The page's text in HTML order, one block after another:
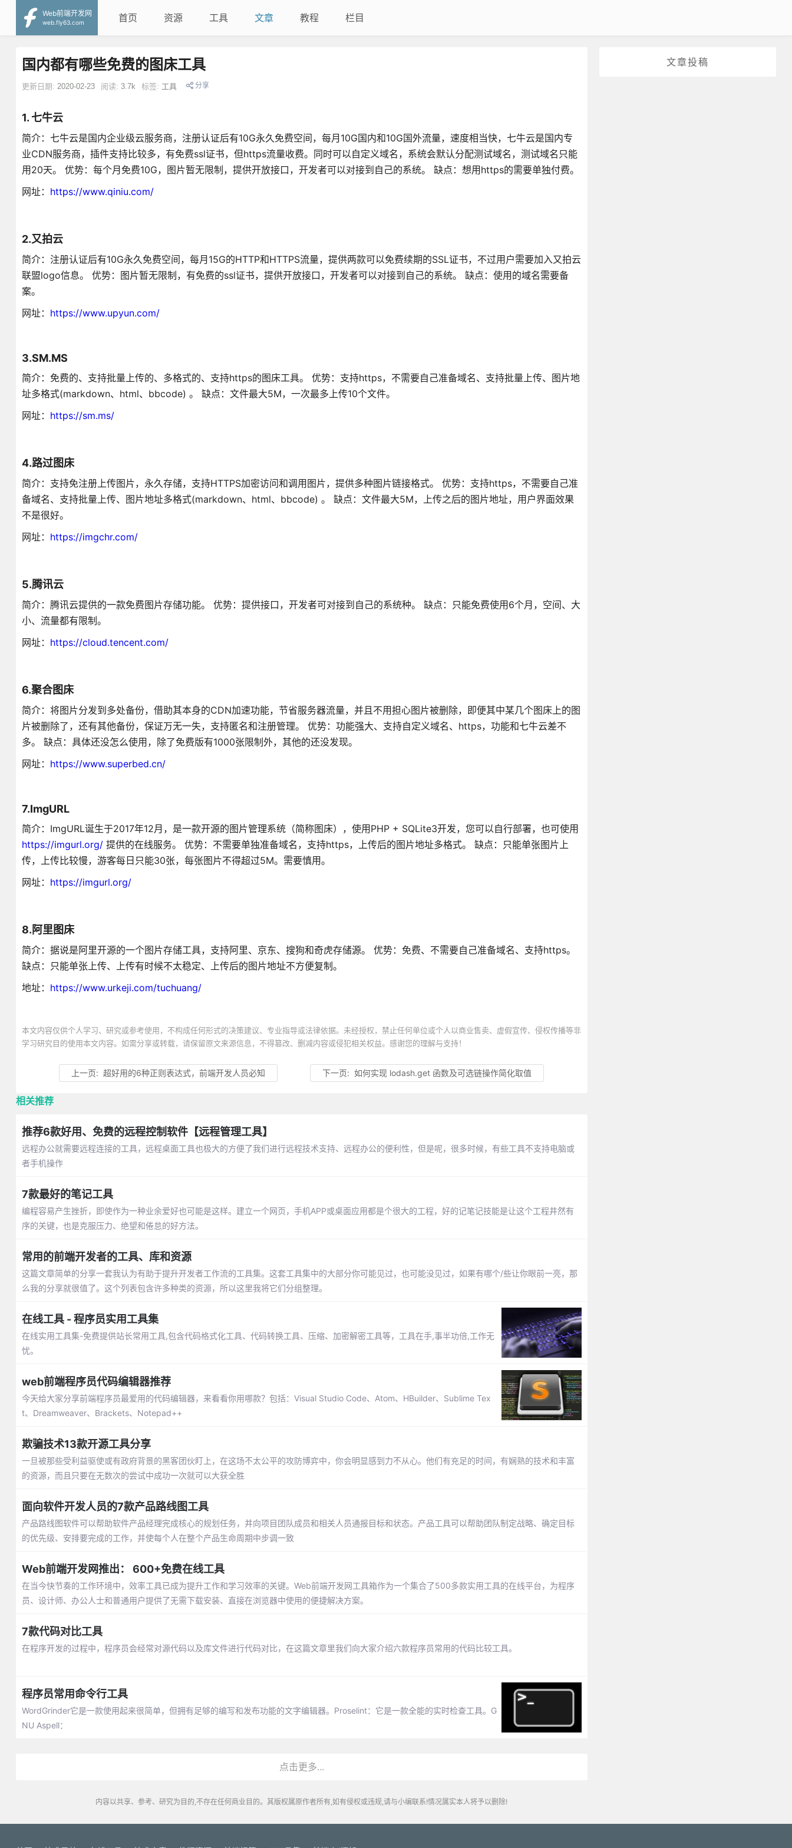
Web前端开发网
web.fly63.com
首页 资源 工具 文章 教程 栏目
文章投稿
国内都有哪些免费的图床工具
更新日期: 2020-02-23 阅读: 3.7k 标签: 工具 分享
1. 七牛云
简介：七牛云是国内企业级云服务商，注册认证后有10G永久免费空间，每月10G国内和10G国外流量，速度相当快，七牛云是国内专
业CDN服务商，插件支持比较多，有免费ssl证书，但https流量收费。同时可以自定义域名，系统会默认分配测试域名，测试域名只能
用20天。 优势：每个月免费10G，图片暂无限制，提供开放接口，开发者可以对接到自己的系统。 缺点：想用https的需要单独付费。
网址： https://www.qiniu.com/
2.又拍云
简介：注册认证后有10G永久免费空间，每月15G的HTTP和HTTPS流量，提供两款可以免费续期的SSL证书，不过用户需要加入又拍云
联盟logo信息。 优势：图片暂无限制，有免费的ssl证书，提供开放接口，开发者可以对接到自己的系统。 缺点：使用的域名需要备
案。
网址： https://www.upyun.com/
3.SM.MS
简介：免费的、支持批量上传的、多格式的、支持https的图床工具。 优势：支持https，不需要自己准备域名、支持批量上传、图片地
址多格式(markdown、html、bbcode) 。 缺点：文件最大5M，一次最多上传10个文件。
网址： https://sm.ms/
4.路过图床
简介：支持免注册上传图片，永久存储，支持HTTPS加密访问和调用图片，提供多种图片链接格式。 优势：支持https，不需要自己准
备域名、支持批量上传、图片地址多格式(markdown、html、bbcode) 。 缺点：文件最大5M，上传之后的图片地址，用户界面效果
不是很好。
网址： https://imgchr.com/
5.腾讯云
简介：腾讯云提供的一款免费图片存储功能。 优势：提供接口，开发者可对接到自己的系统种。 缺点：只能免费使用6个月，空间、大
小、流量都有限制。
网址： https://cloud.tencent.com/
6.聚合图床
简介：将图片分发到多处备份，借助其本身的CDN加速功能，节省服务器流量，并且不用担心图片被删除，即便其中某几个图床上的图
片被删除了，还有其他备份，保证万无一失，支持匿名和注册管理。 优势：功能强大、支持自定义域名、https，功能和七牛云差不
多。 缺点：具体还没怎么使用，除了免费版有1000张限制外，其他的还没发现。
网址： https://www.superbed.cn/
7.ImgURL
简介：ImgURL诞生于2017年12月，是一款开源的图片管理系统（简称图床），使用PHP + SQLite3开发，您可以自行部署，也可使用
https://imgurl.org/提供的在线服务。 优势：不需要单独准备域名，支持https，上传后的图片地址多格式。 缺点：只能单张图片上
传，上传比较慢，游客每日只能30张，每张图片不得超过5M。需要慎用。
网址： https://imgurl.org/
8.阿里图床
简介：据说是阿里开源的一个图片存储工具，支持阿里、京东、搜狗和奇虎存储源。 优势：免费、不需要自己准备域名、支持https。
缺点：只能单张上传、上传有时候不太稳定、上传后的图片地址不方便复制。
地址： https://www.urkeji.com/tuchuang/
本文内容仅供个人学习、研究或参考使用，不构成任何形式的决策建议、专业指导或法律依据。未经授权，禁止任何单位或个人以商业售卖、虚假宣传、侵权传播等非
学习研究目的使用本文内容。如需分享或转载，请保留原文来源信息，不得篡改、删减内容或侵犯相关权益。感谢您的理解与支持！
上一页:超好用的6种正则表达式，前端开发人员必知 下一页:如何实现 lodash.get 函数及可选链操作简化取值
相关推荐
推荐6款好用、免费的远程控制软件【远程管理工具】
远程办公就需要远程连接的工具，远程桌面工具也极大的方便了我们进行远程技术支持、远程办公的便利性，但是呢，很多时候，有些工具不支持电脑或
者手机操作
7款最好的笔记工具
编程容易产生挫折，即使作为一种业余爱好也可能是这样。建立一个网页，手机APP或桌面应用都是个很大的工程，好的记笔记技能是让这个工程井然有
序的关键，也是克服压力、绝望和倦怠的好方法。
常用的前端开发者的工具、库和资源
这篇文章简单的分享一套我认为有助于提升开发者工作流的工具集。这套工具集中的大部分你可能见过，也可能没见过，如果有哪个/些让你眼前一亮，那
么我的分享就很值了。这个列表包含许多种类的资源，所以这里我将它们分组整理。
在线工具 - 程序员实用工具集
在线实用工具集-免费提供站长常用工具,包含代码格式化工具、代码转换工具、压缩、加密解密工具等，工具在手,事半功倍,工作无
忧。
web前端程序员代码编辑器推荐
今天给大家分享前端程序员最爱用的代码编辑器，来看看你用哪款？包括：Visual Studio Code、Atom、HBuilder、Sublime Tex
t、Dreamweaver、Brackets、Notepad++
欺骗技术13款开源工具分享
一旦被那些受利益驱使或有政府背景的黑客团伙盯上，在这场不太公平的攻防博弈中，你会明显感到力不从心。他们有充足的时间，有娴熟的技术和丰富
的资源，而且只要在无数次的尝试中成功一次就可以大获全胜
面向软件开发人员的7款产品路线图工具
产品路线图软件可以帮助软件产品经理完成核心的规划任务，并向项目团队成员和相关人员通报目标和状态。产品工具可以帮助团队制定战略、确定目标
的优先级、安排要完成的工作，并使每个人在整个产品生命周期中步调一致
Web前端开发网推出： 600+免费在线工具
在当今快节奏的工作环境中，效率工具已成为提升工作和学习效率的关键。Web前端开发网工具箱作为一个集合了500多款实用工具的在线平台，为程序
员、设计师、办公人士和普通用户提供了无需下载安装、直接在浏览器中使用的便捷解决方案。
7款代码对比工具
在程序开发的过程中，程序员会经常对源代码以及库文件进行代码对比，在这篇文章里我们向大家介绍六款程序员常用的代码比较工具。
程序员常用命令行工具
WordGrinder它是一款使用起来很简单，但拥有足够的编写和发布功能的文字编辑器。Proselint：它是一款全能的实时检查工具。G
NU Aspell：
点击更多...
内容以共享、参考、研究为目的,不存在任何商业目的。其版权属原作者所有,如有侵权或违规,请与小编联系!情况属实本人将予以删除!